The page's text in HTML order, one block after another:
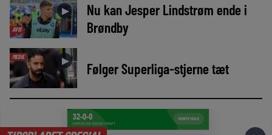
AVIS
►
Nu kan Jesper Lindstrøm ende i
Brøndby
MEDIE ► Følger Superliga-stjerne tæt